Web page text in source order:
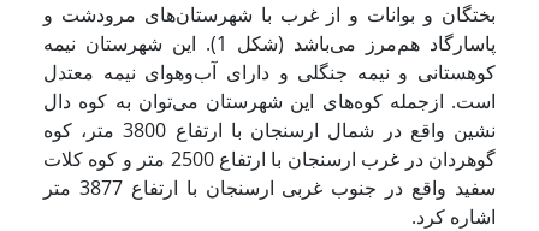
بختگان و بوانات و از غرب با شهرستان‌های مرودشت و
پاسارگاد هم‌مرز می‌باشد (شکل 1). این شهرستان نیمه
کوهستانی و نیمه جنگلی و دارای آب‌وهوای نیمه معتدل
است. ازجمله کوه‌های این شهرستان می‌توان به کوه دال
نشین واقع در شمال ارسنجان با ارتفاع 3800 متر، کوه
گوهردان در غرب ارسنجان با ارتفاع 2500 متر و کوه کلات
سفید واقع در جنوب غربی ارسنجان با ارتفاع 3877 متر
اشاره کرد.